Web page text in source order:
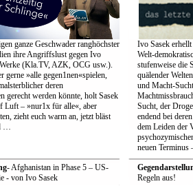
ganze Geschwader ranghöchster
ihre Angriffslust gegen Ivo
(Kla.TV, AZK, OCG usw.).
gerne »alle gegen1nen«spielen,
deren
gerecht werden könnte, holt Sasek
Luft – »nur1x für alle«, aber
zieht euch warm an, jetzt bläst
…
Ivo Sasek
Welt-
stufenweise die
quälender
und Macht-
Sucht, der
endend bei
dem Leiden der
neuen Terminus
- Afghanistan in Phase 5 – US-
- von Ivo Sasek
Regeln aus!